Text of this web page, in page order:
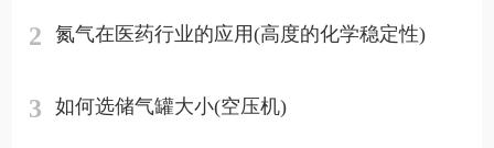
2 氮气在医药行业的应用(高度的化学稳定性)
3 如何选储气罐大小(空压机)